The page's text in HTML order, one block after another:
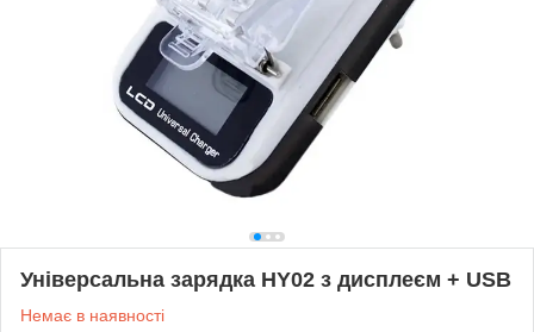
Універсальна зарядка HY02 з дисплеєм + USB
Немає в наявності